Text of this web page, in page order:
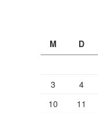
M
D
3
4
10
11